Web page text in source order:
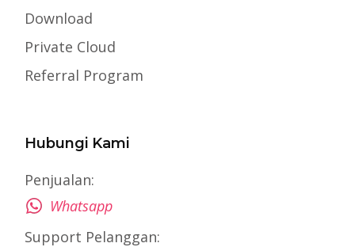
Download
Private Cloud
Referral Program
Hubungi Kami
Penjualan:
Whatsapp
Support Pelanggan: